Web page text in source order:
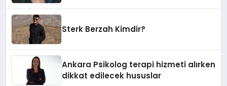
Sterk Berzah Kimdir?
Ankara Psikolog terapi hizmeti alırken
dikkat edilecek hususlar